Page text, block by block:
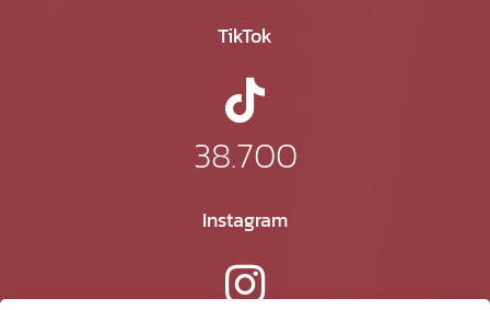
TikTok
38.700
Instagram